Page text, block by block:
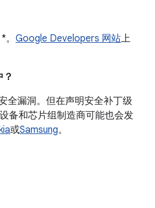
Google Developers 网站上
全漏洞。但在声明安全补丁级
备和芯片组制造商可能也会发
或Samsung。